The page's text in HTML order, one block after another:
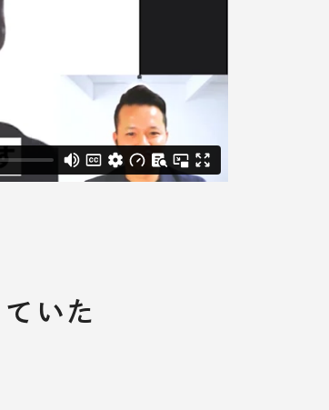
いた